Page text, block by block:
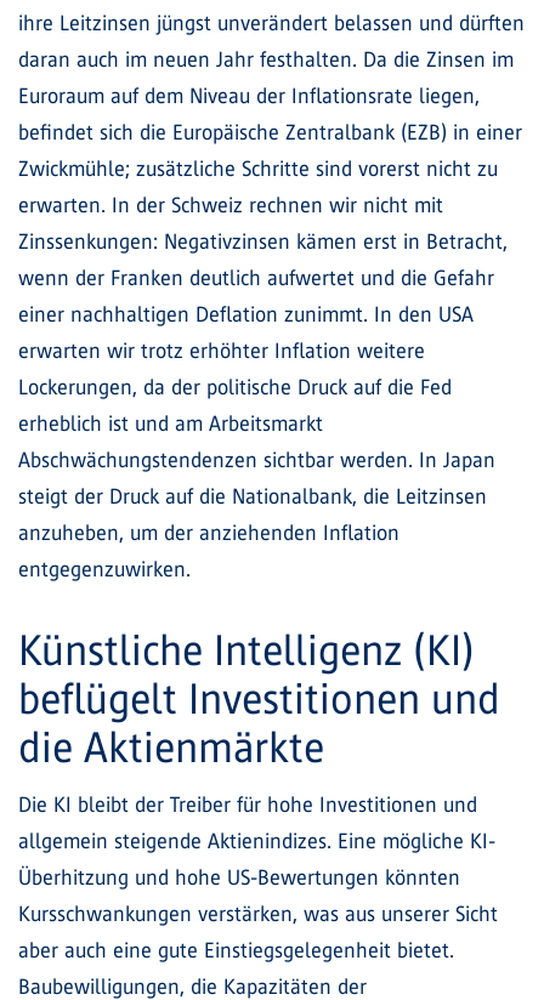
ihre Leit­zinsen jüngst unverändert belassen und dürften
daran auch im neuen Jahr festhalten. Da die Zinsen im
Euroraum auf dem Niveau der Inflationsrate liegen,
befindet sich die Europäische Zentralbank (EZB) in einer
Zwickmühle; zusätzliche Schritte sind vorerst nicht zu
erwarten. In der Schweiz rechnen wir nicht mit
Zinssenkungen: Negativzinsen kämen erst in Betracht,
wenn der Franken deutlich aufwertet und die Gefahr
einer nachhaltigen Deflation zunimmt. In den USA
erwarten wir trotz erhöhter Inflation weitere
Lockerungen, da der politische Druck auf die Fed
erheblich ist und am Arbeitsmarkt
Abschwächungstendenzen sichtbar werden. In Japan
steigt der Druck auf die Nationalbank, die Leitzinsen
anzuheben, um der anziehenden Inflation
entgegenzuwirken.
Künstliche Intelligenz (KI)
beflügelt Investitionen und
die Aktienmärkte
Die KI bleibt der Treiber für hohe Investitionen und
allgemein steigende Aktienindizes. Eine mögliche KI-
Überhitzung und hohe US-Bewertungen könnten
Kursschwankungen verstärken, was aus unserer Sicht
aber auch eine gute Einstiegsgelegenheit bietet.
Baubewilligungen, die Kapazitäten der